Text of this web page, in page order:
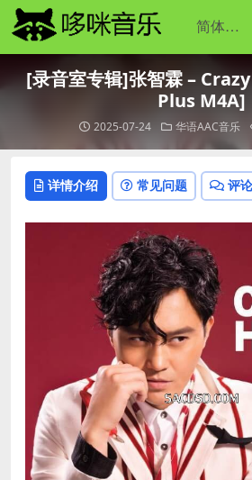
[录音室专辑]张智霖 –
Plus M4A]
2025-07-24 华语AAC音乐
详情介绍 常见问题 评